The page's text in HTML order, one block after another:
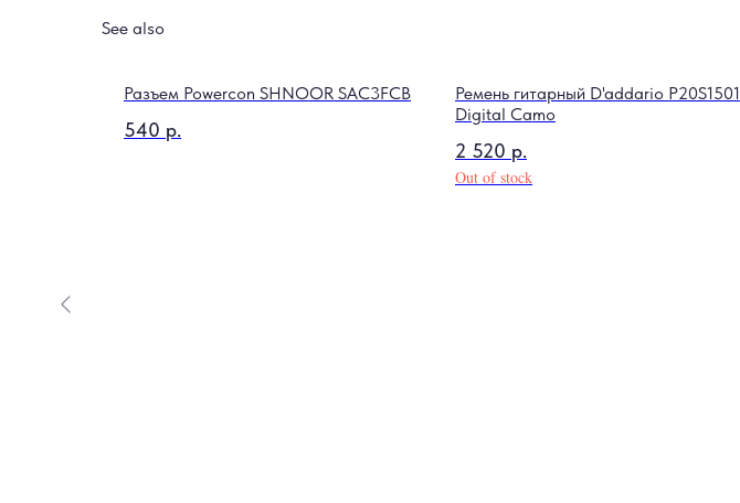
See also
Разъем Powercon SHNOOR SAC3FCB
540 р.
Ремень гитарный D'addario P20S1501
Digital Camo
2 520 р.
Out of stock